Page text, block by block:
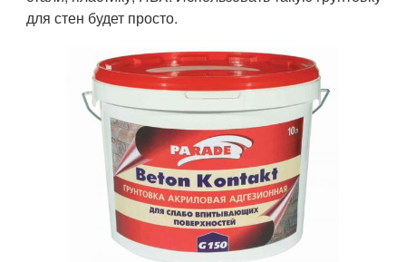
для стен будет просто.